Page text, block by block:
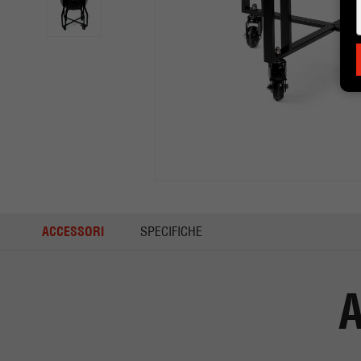
ACCESSORI SPECIFICHE